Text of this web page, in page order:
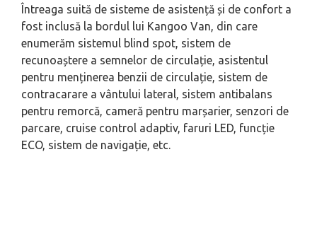
Întreaga suită de sisteme de asistență și de confort a
fost inclusă la bordul lui Kangoo Van, din care
enumerăm sistemul blind spot, sistem de
recunoaștere a semnelor de circulație, asistentul
pentru menținerea benzii de circulație, sistem de
contracarare a vântului lateral, sistem antibalans
pentru remorcă, cameră pentru marșarier, senzori de
parcare, cruise control adaptiv, faruri LED, funcție
ECO, sistem de navigație, etc.